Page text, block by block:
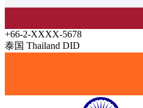
+66-2-XXXX-5678
泰国 Thailand DID